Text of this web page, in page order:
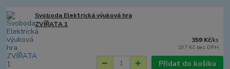
Svoboda Elektrická výuková hra
ZVÍŘATA 1
359 Kč/ks
297 Kč bez DPH
Přidat do košíku